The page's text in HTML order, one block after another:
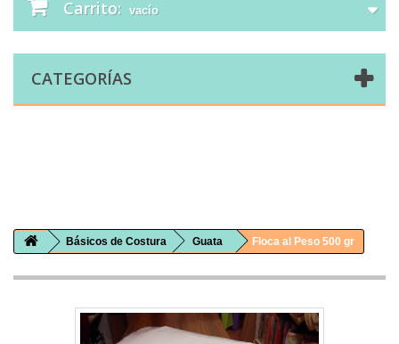
Carrito: vacío
CATEGORÍAS
Básicos de Costura Guata Floca al Peso 500 gr